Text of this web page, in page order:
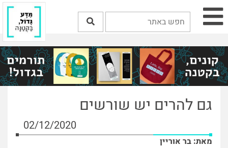
גם להרים יש שורשים
02/12/2020
מאת: בר אוריין